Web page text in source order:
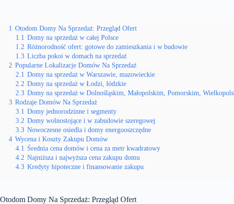
1 Otodom Domy Na Sprzedaż: Przegląd Ofert
1.1 Domy na sprzedaż w całej Polsce
1.2 Różnorodność ofert: gotowe do zamieszkania i w budowie
1.3 Liczba pokoi w domach na sprzedaż
2 Popularne Lokalizacje Domów Na Sprzedaż
2.1 Domy na sprzedaż w Warszawie, mazowieckie
2.2 Domy na sprzedaż w Łodzi, łódzkie
2.3 Domy na sprzedaż w Dolnośląskim, Małopolskim, Pomorskim,
3 Rodzaje Domów Na Sprzedaż
3.1 Domy jednorodzinne i segmenty
3.2 Domy wolnostojące i w zabudowie szeregowej
3.3 Nowoczesne osiedla i domy energooszczędne
4 Wycena i Koszty Zakupu Domów
4.1 Średnia cena domów i cena za metr kwadratowy
4.2 Najniższa i najwyższa cena zakupu domu
4.3 Kredyty hipoteczne i finansowanie zakupu
Otodom Domy Na Sprzedaż: Przegląd Ofert